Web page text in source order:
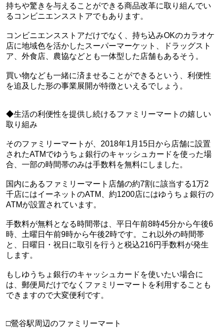
持ちや驚きを与えることができる商品改革に取り組んでい
るコンビニエンスストアでもあります。
コンビニエンスストアだけでなく、持ち込みOKのカラオケ
店に地域色を活かしたスーパーマーケット、ドラッグスト
ア、外食店、農協などとも一体型した店舗もあるそう。
買い物なども一緒に済ませることができるという、利便性
を追及した形の事業展開が特徴といえるでしょう。
◆生活の利便性を提供し続けるファミリーマートの嬉しい
取り組み
そのファミリーマートが、2018年1月15日から店舗に設置
されたATMでゆうちょ銀行のキャッシュカードを使った場
合、一部の時間帯のみは手数料を無料にしました。
国内にあるファミリーマート店舗の約7割に該当する1万2
千店にはイーネットのATM、約1200店にはゆうちょ銀行の
ATMが設置されています。
手数料が無料となる時間帯は、平日午前8時45分から午後6
時、土曜日午前9時から午後2時です。これ以外の時間帯
と、日曜日・祝日に取引を行うと税込216円手数料が発生
します。
もしゆうちょ銀行のキャッシュカードを使いたい場合に
は、郵便局だけでなくファミリーマートを利用することも
できますので大変便利です。
□鶯谷駅周辺のファミリーマート